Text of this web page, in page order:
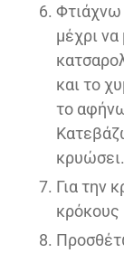
Φτιάχνω
μέχρι
και το
το
κρυώσει.
Για την
κρόκους